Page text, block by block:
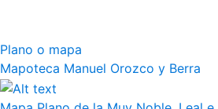
Plano o mapa
Mapoteca Manuel Orozco y Berra